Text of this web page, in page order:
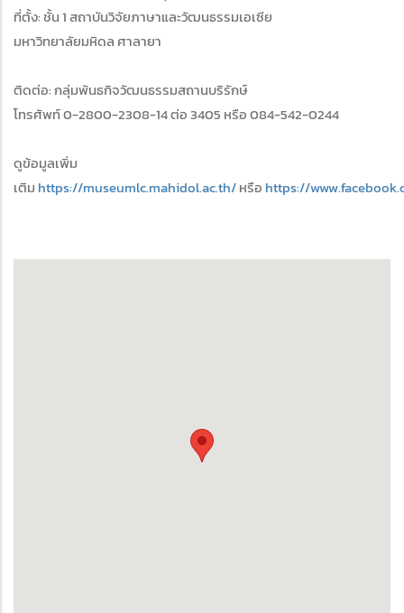
ที่ตั้ง: ชั้น 1 สถาบันวิจัยภาษาและวัฒนธรรมเอเซีย
มหาวิทยาลัยมหิดล ศาลายา
ติดต่อ: กลุ่มพันธกิจวัฒนธรรมสถานบริรักษ์
โทรศัพท์ 0-2800-2308-14 ต่อ 3405 หรือ 084-542-0244
ดูข้อมูลเพิ่ม
เติม https://museumlc.mahidol.ac.th/หรือ https://